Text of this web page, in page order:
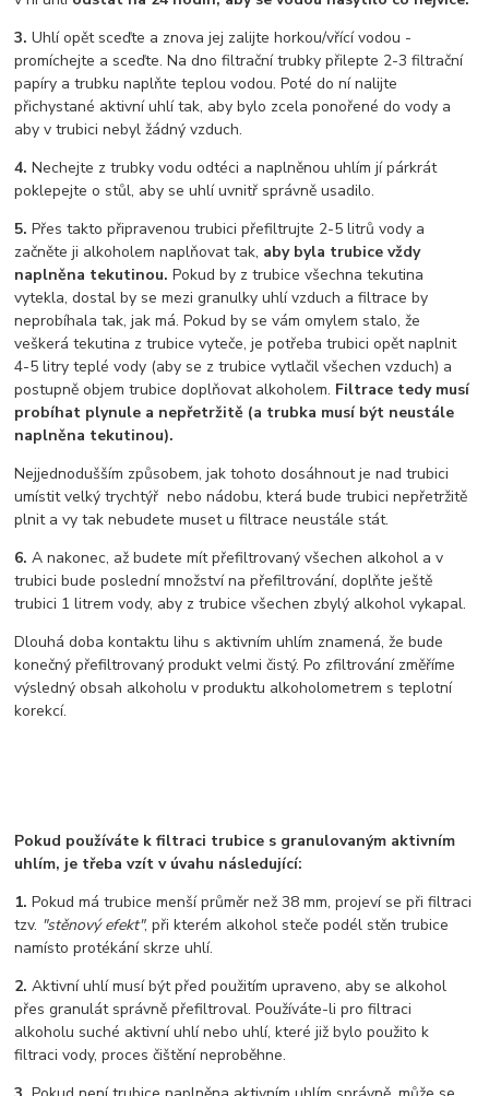
3. Uhlí opět sceďte a znova jej zalijte horkou/vřící vodou -
promíchejte a sceďte. Na dno filtrační trubky přilepte 2-3 filtrační
papíry a trubku naplňte teplou vodou. Poté do ní nalijte
přichystané aktivní uhlí tak, aby bylo zcela ponořené do vody a
aby v trubici nebyl žádný vzduch.
4. Nechejte z trubky vodu odtéci a naplněnou uhlím jí párkrát
poklepejte o stůl, aby se uhlí uvnitř správně usadilo.
5. Přes takto připravenou trubici přefiltrujte 2-5 litrů vody a
začněte ji alkoholem naplňovat tak, aby byla trubice vždy
naplněna tekutinou.Pokud by z trubice všechna tekutina
vytekla, dostal by se mezi granulky uhlí vzduch a filtrace by
neprobíhala tak, jak má. Pokud by se vám omylem stalo, že
veškerá tekutina z trubice vyteče, je potřeba trubici opět naplnit
4-5 litry teplé vody (aby se z trubice vytlačil všechen vzduch) a
postupně objem trubice doplňovat alkoholem. Filtrace tedy musí
probíhat plynule a nepřetržitě (a trubka musí být neustále
naplněna tekutinou).
Nejjednodušším způsobem, jak tohoto dosáhnout je nad trubici
umístit velký trychtýř nebo nádobu, která bude trubici nepřetržitě
plnit a vy tak nebudete muset u filtrace neustále stát.
6. A nakonec, až budete mít přefiltrovaný všechen alkohol a v
trubici bude poslední množství na přefiltrování, doplňte ještě
trubici 1 litrem vody, aby z trubice všechen zbylý alkohol vykapal.
Dlouhá doba kontaktu lihu s aktivním uhlím znamená, že bude
konečný přefiltrovaný produkt velmi čistý. Po zfiltrování změříme
výsledný obsah alkoholu v produktu alkoholometrem s teplotní
korekcí.
Pokud používáte k filtraci trubice s granulovaným aktivním
uhlím, je třeba vzít v úvahu následující:
1. Pokud má trubice menší průměr než 38 mm, projeví se při filtraci
tzv. "stěnový efekt", při kterém alkohol steče podél stěn trubice
namísto protékání skrze uhlí.
2. Aktivní uhlí musí být před použitím upraveno, aby se alkohol
přes granulát správně přefiltroval. Používáte-li pro filtraci
alkoholu suché aktivní uhlí nebo uhlí, které již bylo použito k
filtraci vody, proces čištění neproběhne.